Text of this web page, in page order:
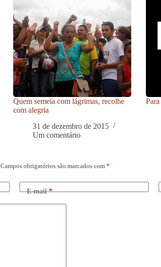
Quem semeia com lágrimas, recolhe
com alegria
31 de dezembro de 2015
Um comentário
Campos obrigatórios são marcados com *
E-mail*